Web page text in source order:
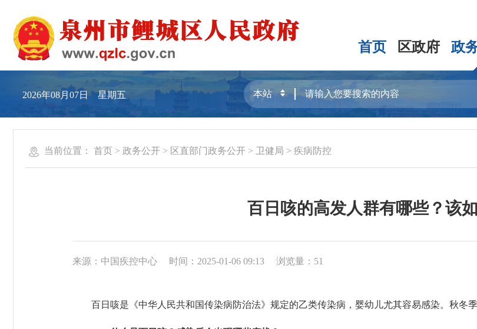
首页 区政府 政
2026年08月07日 星期五
当前位置： 首页 > 政务公开 > 区直部门政务公开 > 卫健局 > 疾病防控
百日咳的高发人群有哪些？该
来源：中国疾控中心 时间：2025-01-06 09:13 浏览量： 51
百日咳是《中华人民共和国传染病防治法》规定的乙类传染病，婴幼儿尤其容易感染。秋冬季